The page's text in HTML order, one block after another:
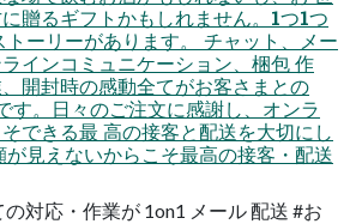
贈るギフトかもしれません。1つ1つ
トーリーがあります。 チャット、メー
インコミュニケーション、梱包 作
開封時の感動全てがお客さまとの
す。日々のご注文に感謝し、オンラ
できる最 高の接客と配送を大切にし
が見えないからこそ最高の接客・配送
対応・作業が 1on1 メール 配送 #お